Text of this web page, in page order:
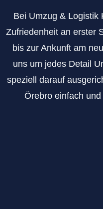
Bei Umzug & Logistik
Zufriedenheit an erster
bis zur Ankunft am
uns um jedes Detail
speziell darauf
Örebro einfach